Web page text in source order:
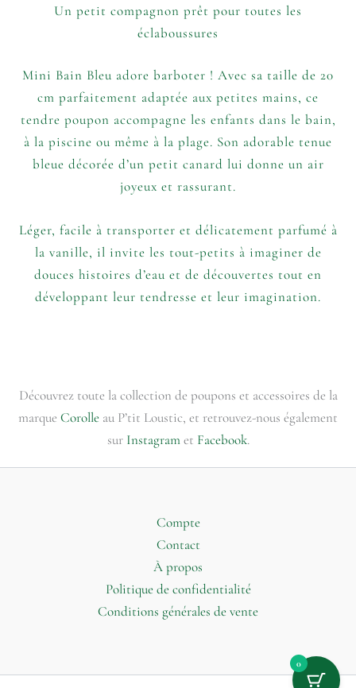
Un petit compagnon prêt pour toutes les
éclaboussures
Mini Bain Bleu adore barboter ! Avec sa taille de 20
cm parfaitement adaptée aux petites mains, ce
tendre poupon accompagne les enfants dans le bain,
à la piscine ou même à la plage. Son adorable tenue
bleue décorée d’un petit canard lui donne un air
joyeux et rassurant.
Léger, facile à transporter et délicatement parfumé à
la vanille, il invite les tout-petits à imaginer de
douces histoires d’eau et de découvertes tout en
développant leur tendresse et leur imagination.
Découvrez toute la collection de poupons et accessoires de la
marque Corolle au P’tit Loustic, et retrouvez-nous également
sur Instagramet Facebook.
Compte
Contact
À propos
Politique de confidentialité
Conditions générales de vente
0